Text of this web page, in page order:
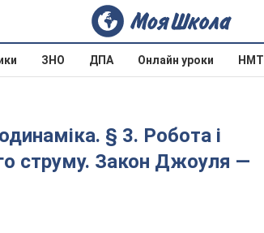
ЗНО ДПА Онлайн уроки НМТ
струму. Закон Джоуля —